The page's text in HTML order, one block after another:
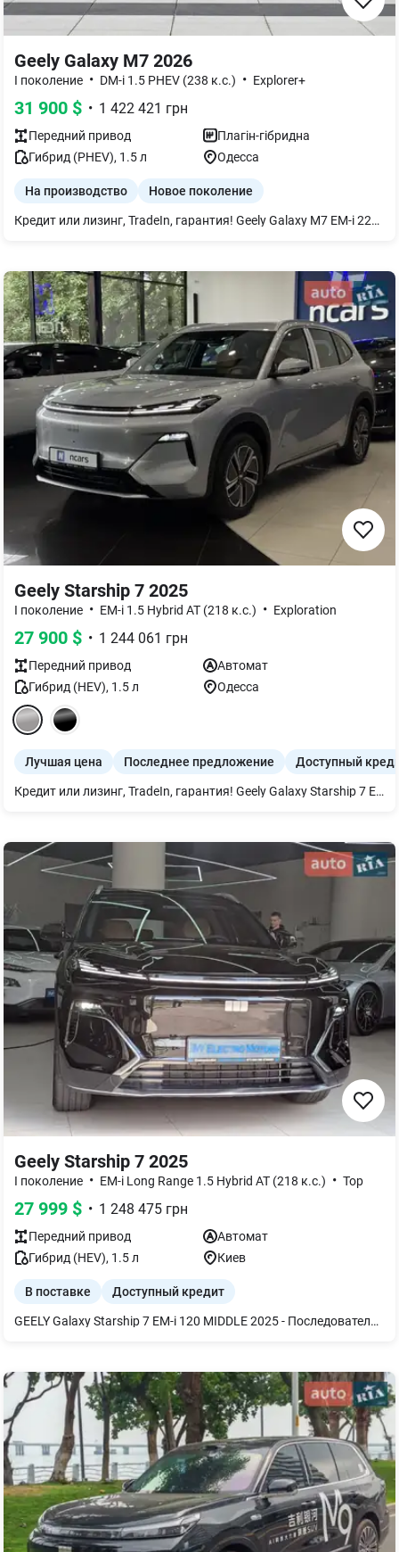
Geely Galaxy M7 2026
I поколение • DM-i 1.5 PHEV (238 к.с.) • Explorer+
31 900 $ • 1 422 421 грн
Передний привод
Плагін-гібридна
Гибрид (PHEV), 1.5л Одесса
На производство Новое поколение
Кредит или лизинг, TradeIn, гарантия! Geely Galaxy M7 EM-i 225KM Explorer+ Russian Новый гибридный плагин-кроссовер, сочетающий современные технологии, просторный салон и впечатляющий запас хода. Geely Galaxy M7 EM-i создан для комфортных городских поездок и длительных путешествий без лишних затрат на горючее. Основные характеристики: * 2026 год выпуска * плагин-гибрид (PHEV) * запас хода на электротяге - до 225 км (CLTC) * гибридная система Geely EM-i * русифицированное меню с завода Geely Galaxy M7 EM-i 225KM Explorer+ — современный семейный кроссовер с премиальным оснащением, минимальным расходом топлива и одним из самых больших запасов хода среди гибридов в своем классе. Geely Galaxy M7 EM-i 225KM Explorer+ Russian Цвет кузова: Silver, White Цвет салона: Orange Geely Galaxy M7 EM-i 225KM Explorer+ Russian Цвет кузова: Black, Blue Цвет салона: Grey Geely Galaxy M7 EM-i 225KM Starship + Русский Цвет кузова: Grey, White Цвет салона: Grey Все автомобили новые, 2026 года выпуска. В комплекте с авто получите: -ключ-брелок и ключ-карта; -оригинальное переносное зарядное устройство на 1.6 кВт и настенное на 7 кВт -ремкомплект для колес -коврики в салон (комплектность может отличаться в зависимости от марки авто и партии поставки) Почему нас выбирают: 1.Независимо от марки и модели компания предоставляет следующий вид гарантии на новые автомобили: - гарантия на электродвигатель (электродвигатели) 50 000 км или 3 года; - гарантия на высоковольтный аккумулятор 50000 км или 3 года; 2.Любое авто можно приобрести из наличия, транзита и под индивидуальный заказ с завода; 3.Лучшие цены и кредиты от 0,01% годовых; 4.Сервисное обслуживание, любые запчасти и аксессуары, пожизненная поддержка и экспертная помощь на протяжении всего срока эксплуатации авто. Возможна рассрочка платежей на очень выгодных и удобных условиях – кредит или рассрочка в гривне физическим или юридическим лицам с первоначальным взносом от 0% на срок до 7 лет; есть возможность оформления без КАСКО, без залога, без поручителей. У нас есть Trade IN (обмен); недостающую сумму можно оформить в кредит на выгодных для Вас условиях. За более подробной информацией (стоимость, сроки прибытия, цвета, комплектация) обращайтесь к менеджеру.
Geely Starship 7 2025
I поколение • EM-i 1.5 Hybrid AT (218 к.с.) • Exploration
27 900 $ • 1 244 061 грн
Передний привод
Автомат
Гибрид (HEV), 1.5л Одесса
Лучшая цена Последнее предложение Доступный
Кредит или лизинг, TradeIn, гарантия! Geely Galaxy Starship 7 EM-i 120KM Explorer+ + Russian в наличии в автосалоне Ncars в г.Одесса Современный гибридный кроссовер нового поколения, который сочетает электрическую экономичность, комфорт и большой запас хода для ежедневного использования и путешествий. Цвет кузова: Silver Цвет салона: Brown Основные характеристики: Гибридная система EM-i (электро + ДВС) Запас хода на электротяге — до 120 км (CLTC) Низкий расход топлива Цифровая панель приборов Панорамная крыша Расширенные системы помощи водителю Просторный и комфортный салон Автомобиль позволяет большинство ежедневных поездок осуществлять на электротяге, значительно экономя топливо, и без ограничений путешествовать на большие расстояния. В комплекте с авто получите: -ключ-брелок и ключ-карта; -оригинальное портативное зарядное устройство на 1.6 кВт и настенное на 7 кВт -ремкомплект для колес -коврики в салон (комплектность может отличаться в зависимости от марки авто и партии поставки) Почему нас выбирают: 1.Независимо от марки и модели компания предоставляет следующий вид гарантии на новые авто: - гарантия на электродвигатель (электродвигатели) 50 000 км или 3 года; - гарантия на высоковольтный аккумулятор 50 000 км или 3 года; 2.Любое авто можно приобрести из наличия, транзита и под индивидуальный заказ с завода; 3.Лучшие цены и кредиты от 0,01% годовых; 4.Сервисное обслуживание, любые запчасти и аксессуары, пожизненная поддержка и экспертная помощь на протяжении всего срока эксплуатации авто. Возможна рассрочка платежей на очень выгодных и удобных условиях - кредит или рассрочка в гривне физическим или юридическим лицам с первоначальным взносом от 0% на срок до 7 лет; есть возможность оформления без КАСКО, без залога, без поручителей. У нас есть Trade IN (обмен); сумму, которой не хватает, можно оформить в кредит на выгодных для Вас условиях. За более детальной информацией (стоимость, сроки прибытия, цвета, комплектация), обращайтесь к менеджеру.
Geely Starship 7 2025
I поколение • EM-i Long Range 1.5 Hybrid AT (218 к.с.) • Top
27 999 $ • 1 248 475 грн
Передний привод
Автомат
Гибрид (HEV), 1.5л Киев
В поставке Доступный кредит
GEELY Galaxy Starship 7 EM-i 120 MIDDLE 2025 - Последовательный гибрид - Двигатель 1.5л - Батарея 19.1кВт (литий-железо-фосфат) - Передний привод - Адаптивный круиз-контроль - Автоматический свет - Автоматическое складывание зеркал - Монитор 14.6 дюймов - Климат-контроль - Электрический привод сиденья водителя - Подогрев передних сидений - Камеры 360 - Безключевой доступ Мы крупнейший поставщик электромобилей в Украине, поэтому можем предложить своим клиентам лучшие условия, а именно: 1. Возможность заказа авто с первым взносом от 10%; 2. Гарантия до 3-х лет; 3. Бесплатное сервисное обслуживание в течение первого года эксплуатации; 4. Проверка технического состояния автомобиля; 5. Юридическое лицо – как критерий надежности; 6. Прямые поставки с конвейера производителя; 7. Доукомплектование аксессуарами; 8. Собственная сеть зарядных станций; 9. Возможность рассрочки, кредита, лизинга, Trade-in; 10. Доставка, сертификация и постановка на учет; 11. Страхование автомобилей КАСКО или ОСЦПВ на самых выгодных условиях; 12. Крупнейшая сеть автосалонов и автосервисов (Львов, Киев, Харьков, Одесса, Кропивницкий, Днепр); 13. Наибольшее количество авто в наличии по Украине.